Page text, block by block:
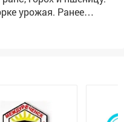
Ранее
с просьбой
объемы солярки
тонн горючего
кузбасским